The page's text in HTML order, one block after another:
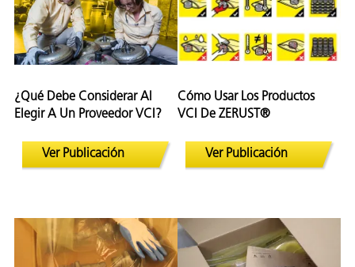
¿Qué Debe Considerar Al
Elegir A Un Proveedor VCI?
Ver Publicación
Cómo Usar Los Productos
VCI De ZERUST®
Ver Publicación